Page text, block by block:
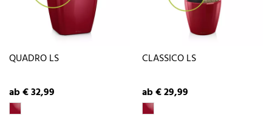
QUADRO LS
ab € 32,99
CLASSICO LS
ab € 29,99